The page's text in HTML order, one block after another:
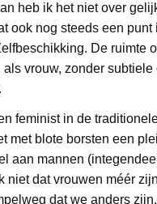
heb ik het niet over
ook nog steeds een punt
De ruimte
als vrouw, zonder
feminist in de
met blote borsten een
aan mannen
niet dat vrouwen méér
dat we anders